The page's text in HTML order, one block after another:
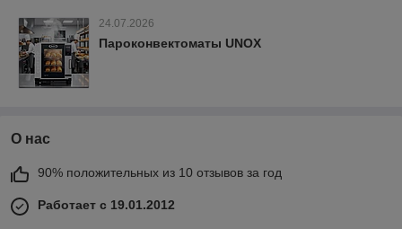
24.07.2026
Пароконвектоматы UNOX
О нас
90% положительных из 10 отзывов за год
Работает с 19.01.2012